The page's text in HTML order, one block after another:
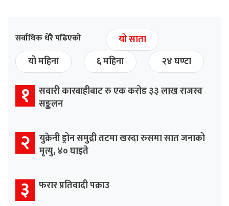
सर्वाधिक धेरै पढिएको
यो साता
यो महिना
६ महिना २४ घण्टा
१ सवारी कारबाहीबाट रु एक करोड ३३ लाख राजस्व
सङ्कलन
२ युक्रेनी ड्रोन समुद्री तटमा खस्दा रुसमा सात जनाको
मृत्यु, ४० घाइते
३ फरार प्रतिवादी पक्राउ